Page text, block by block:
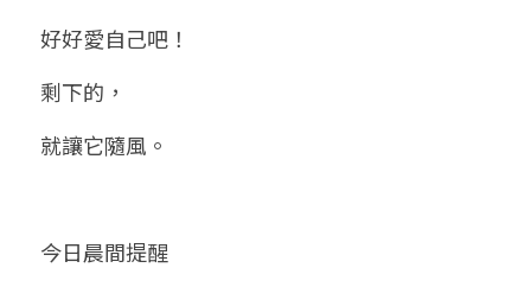
好好愛自己吧！
剩下的，
就讓它隨風。
今日晨間提醒